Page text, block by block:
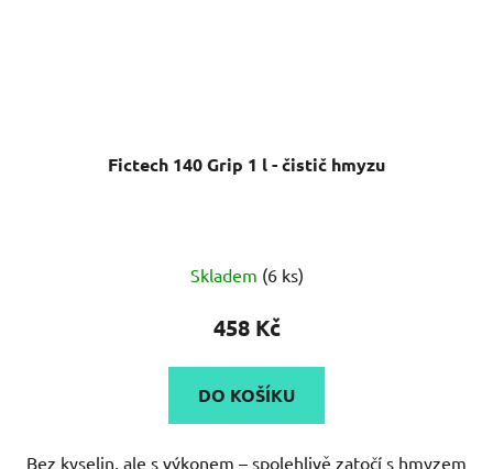
Fictech 140 Grip 1 l - čistič hmyzu
Skladem (6 ks)
458 Kč
DO KOŠÍKU
Bez kyselin, ale s výkonem – spolehlivě zatočí s hmyzem